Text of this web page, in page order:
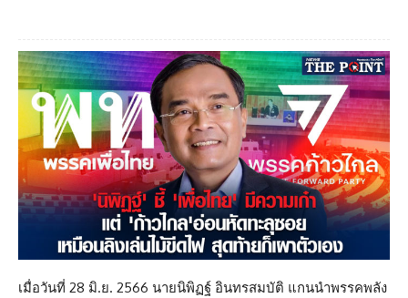
เมื่อวันที่ 28 มิ.ย. 2566 นายนิพิฏฐ์ อินทรสมบัติ แกนนำพรรคพลัง